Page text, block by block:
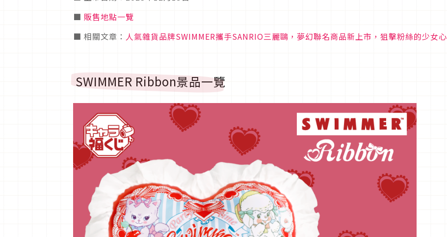
■ 販售地點一覽
■ 相關文章： 人氣雜貨品牌SWIMMER攜手SANRIO三麗鷗，夢幻聯名商品新上市，狙擊粉絲的少女心
SWIMMER Ribbon景品一覽